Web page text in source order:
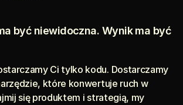
być niewidoczna. Wynik ma być
Ci tylko kodu. Dostarczamy
które konwertuje ruch w
się produktem i strategią, my